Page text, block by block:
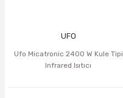
UFO
Ufo Micatronic 2400 W Kule Tipi
Infrared Isıtıcı